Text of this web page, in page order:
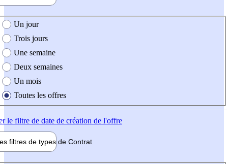
création de l'offre
Un jour
Trois jours
Une semaine
Deux semaines
Un mois
Toutes les offres
le filtre de date de création de l'offre
filtres de types de Contrat